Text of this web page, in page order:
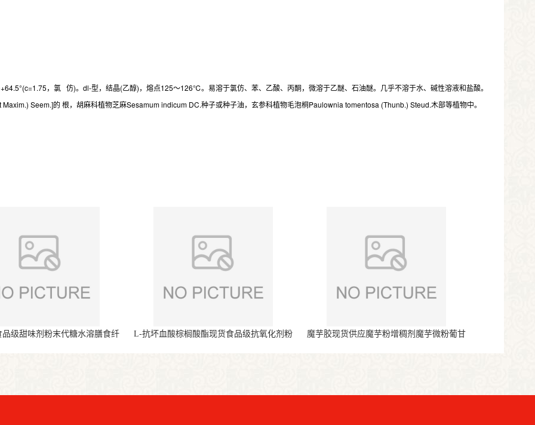
，氯 仿)。dl-型，结晶(乙醇)，熔点125～126℃。易溶于氯仿、苯、乙酸、丙酮，微溶于乙醚、石油醚。几乎不溶于水、碱性溶液和盐酸。
Seem.]的 根，胡麻科植物芝麻Sesamum indicum DC.种子或种子油，玄参科植物毛泡桐Paulownia tomentosa (Thunb.) Steud.木部等植物中。
品级甜味剂粉末代糖水溶膳食纤
L-抗坏血酸棕榈酸酯现货食品级抗氧化剂粉
魔芋胶现货供应魔芋粉增稠剂魔芋微粉葡甘